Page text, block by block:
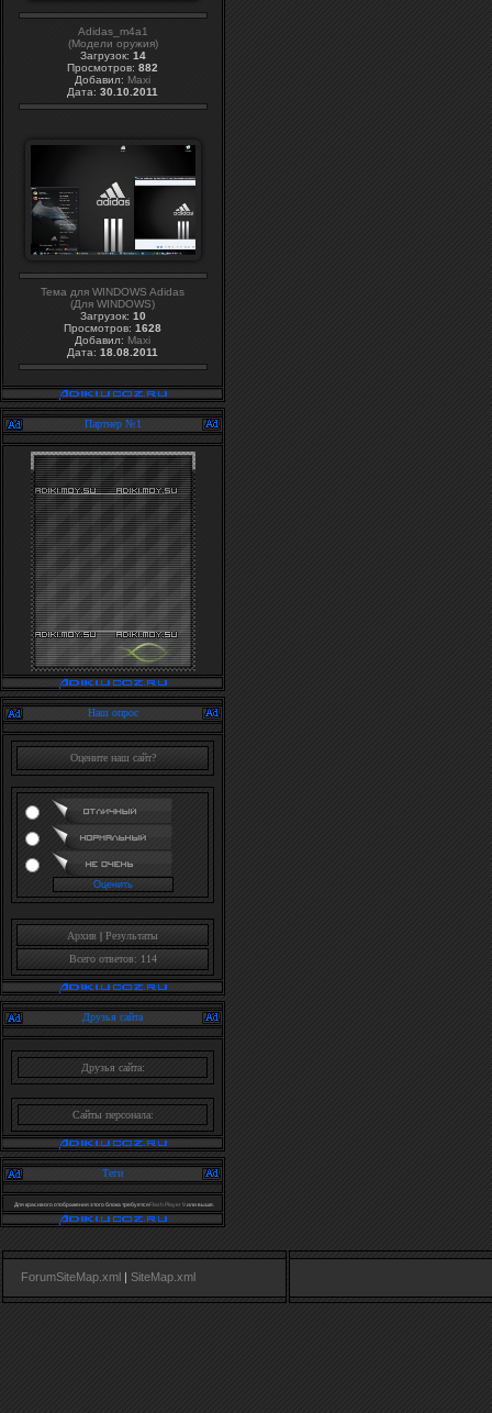
Adidas_m4a1
(Модели оружия)
Загрузок: 14
Просмотров: 882
Добавил: Maxi
Дата: 30.10.2011
Тема для WINDOWS Adidas
(Для WINDOWS)
Загрузок: 10
Просмотров: 1628
Добавил: Maxi
Дата: 18.08.2011
Партнер №1
Наш опрос
Оцените наш сайт?
Архив | Результаты
Всего ответов: 114
Друзья сайта
Друзья сайта:
Сайты персонала:
Теги
Для красивого отображения этого блока требуетсяFlash Player 9или выше.
ForumSiteMap.xml | SiteMap.xml